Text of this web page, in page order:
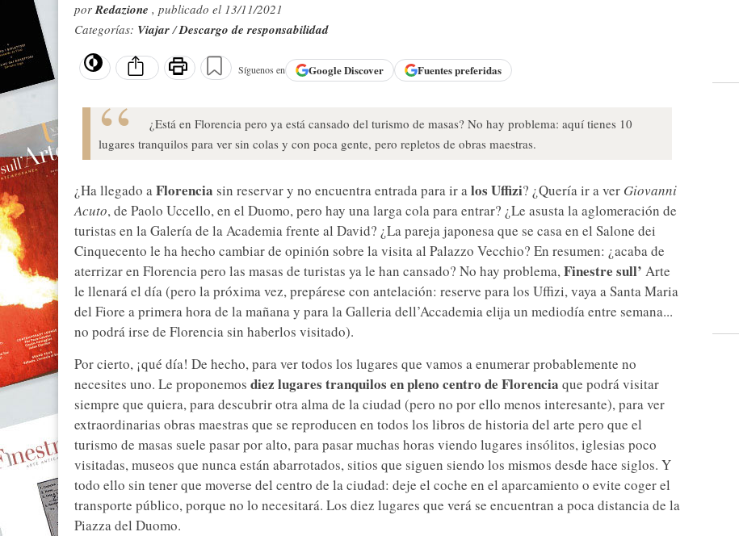
porRedazione , publicado el 13/11/2021
Categorías: Viajar/Descargo de responsabilidad
Síguenos en GoogleDiscover Fuentes preferidas
¿Está en Florencia pero ya está cansado del turismo de masas? No hay problema: aquí tienes 10
lugares tranquilos para ver sin colas y con poca gente, pero repletos de obras maestras.
¿Ha llegado aFlorencia sin reservar y no encuentra entrada para ir alos Uffizi? ¿Quería ir a ver Giovanni
Acuto, de Paolo Uccello, en el Duomo, pero hay una larga cola para entrar? ¿Le asusta la aglomeración de
turistas en la Galería de la Academia frente al David? ¿La pareja japonesa que se casa en el Salone dei
Cinquecento le ha hecho cambiar de opinión sobre la visita al Palazzo Vecchio? En resumen: ¿acaba de
aterrizar en Florencia pero las masas de turistas ya le han cansado? No hay problema,Finestre sull’ Arte
le llenará el día (pero la próxima vez, prepárese con antelación: reserve para los Uffizi, vaya a Santa Maria
del Fiore a primera hora de la mañana y para la Galleria dell’Accademia elija un mediodía entre semana...
no podrá irse de Florencia sin haberlos visitado).
Por cierto, ¡qué día! De hecho, para ver todos los lugares que vamos a enumerar probablemente no
necesites uno. Le proponemos diez lugares tranquilos en pleno centro de Florencia que podrá visitar
siempre que quiera, para descubrir otra alma de la ciudad (pero no por ello menos interesante), para ver
extraordinarias obras maestras que se reproducen en todos los libros de historia del arte pero que el
turismo de masas suele pasar por alto, para pasar muchas horas viendo lugares insólitos, iglesias poco
visitadas, museos que nunca están abarrotados, sitios que siguen siendo los mismos desde hace siglos. Y
todo ello sin tener que moverse del centro de la ciudad: deje el coche en el aparcamiento o evite coger el
transporte público, porque no lo necesitará. Los diez lugares que verá se encuentran a poca distancia de la
Piazza del Duomo.